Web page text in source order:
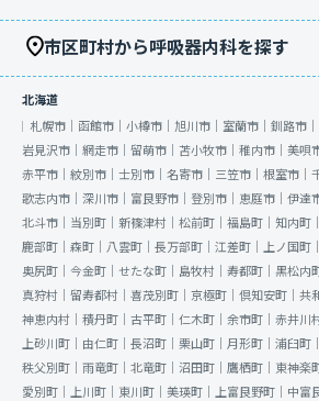
市区町村から呼吸器内科を探す
北海道
札幌市｜ 函館市｜ 小樽市｜ 旭川市｜ 室蘭市｜ 釧路市｜
岩見沢市｜ 網走市｜ 留萌市｜ 苫小牧市｜ 稚内市｜ 美唄
赤平市｜ 紋別市｜ 士別市｜ 名寄市｜ 三笠市｜ 根室市｜
歌志内市｜ 深川市｜ 富良野市｜ 登別市｜ 恵庭市｜ 伊達
北斗市｜ 当別町｜ 新篠津村｜ 松前町｜ 福島町｜ 知内町｜
鹿部町｜ 森町｜ 八雲町｜ 長万部町｜ 江差町｜ 上ノ国町｜
奥尻町｜ 今金町｜ せたな町｜ 島牧村｜ 寿都町｜ 黒松内
真狩村｜ 留寿都村｜ 喜茂別町｜ 京極町｜ 倶知安町｜ 共
神恵内村｜ 積丹町｜ 古平町｜ 仁木町｜ 余市町｜ 赤井川
上砂川町｜ 由仁町｜ 長沼町｜ 栗山町｜ 月形町｜ 浦臼町｜
秩父別町｜ 雨竜町｜ 北竜町｜ 沼田町｜ 鷹栖町｜ 東神楽
愛別町｜ 上川町｜ 東川町｜ 美瑛町｜ 上富良野町｜ 中富